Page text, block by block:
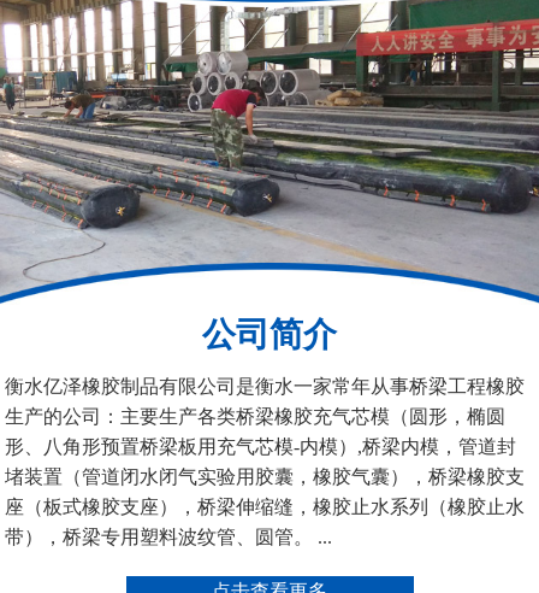
200*25米圆形桥梁气囊 390*14米的圆形充气芯
模
公司简介
衡水亿泽橡胶制品有限公司是衡水一家常年从事桥梁工程橡胶
生产的公司：主要生产各类桥梁橡胶充气芯模（圆形，椭圆
形、八角形预置桥梁板用充气芯模-内模）,桥梁内模，管道封
堵装置（管道闭水闭气实验用胶囊，橡胶气囊），桥梁橡胶支
座（板式橡胶支座），桥梁伸缩缝，橡胶止水系列（橡胶止水
带），桥梁专用塑料波纹管、圆管。 ...